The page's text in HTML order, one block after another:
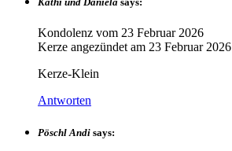
Kondolenz vom 23 Februar 2026
Kerze angezündet am 23 Februar 2026
Kerze-Klein
Antworten
Pöschl Andi says: